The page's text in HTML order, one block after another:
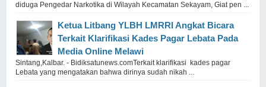
diduga Pengedar Narkotika di Wilayah Kecamatan Sekayam, Giat pen ...
Ketua Litbang YLBH LMRRI Angkat Bicara
Terkait Klarifikasi Kades Pagar Lebata Pada
Media Online Melawi
Sintang,Kalbar. - Bidiksatunews.comTerkait klarifikasi kades pagar
Lebata yang mengatakan bahwa dirinya sudah nikah ...